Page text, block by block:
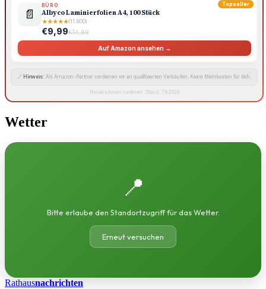
Topseller
📄
BÜRO
Albyco Laminierfolien A4, 100 Stück
★★★★★(11.800)
€9,99€14,99
Auf Amazon ansehen →
🔗 Hinweis: Als Amazon-Partner verdienen wir an qualifizierten Verkäufen. Keine Mehrkosten für dich.
Preise können variieren · Stand: 7.8.2026
Wetter
📍
Bitte erlaube den Standortzugriff für das Wetter.
Erneut versuchen
Rathausnachrichten